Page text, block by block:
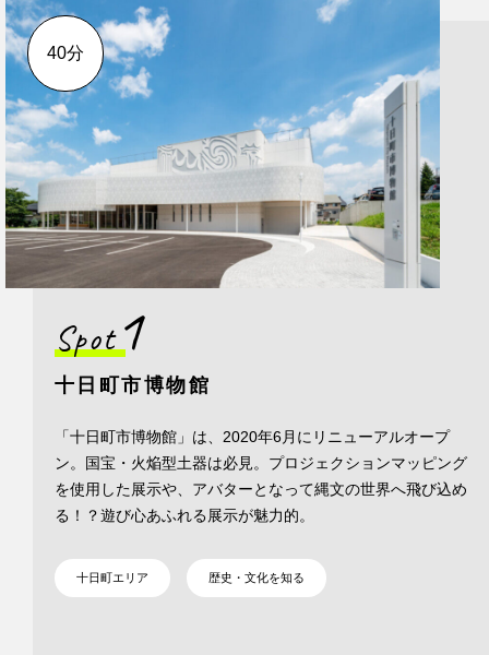
40分
Spot1
十日町市博物館
「十日町市博物館」は、2020年6月にリニューアルオープ
ン。国宝・火焔型土器は必見。プロジェクションマッピング
を使用した展示や、アバターとなって縄文の世界へ飛び込め
る！？遊び心あふれる展示が魅力的。
十日町エリア 歴史・文化を知る